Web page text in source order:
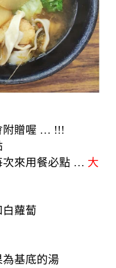
附贈喔 … !!!
次來用餐必點 … 大
白蘿蔔
為基底的湯